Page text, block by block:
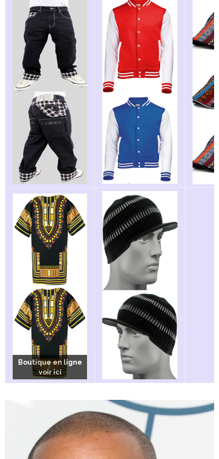
Boutique en ligne
voir ici
Boutique en ligne
voir ici
Boutique en ligne
voir ici